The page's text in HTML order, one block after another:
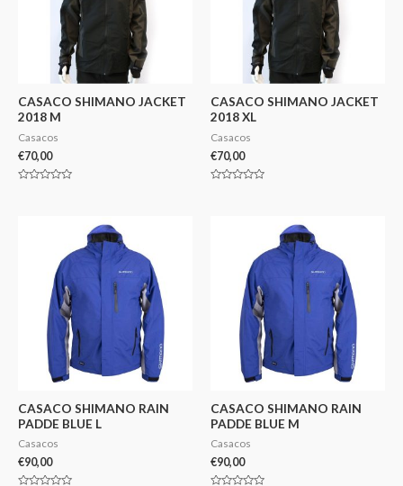
CASACO SHIMANO JACKET
2018 M
Casacos
€70,00
CASACO SHIMANO JACKET
2018 XL
Casacos
€70,00
CASACO SHIMANO RAIN
PADDE BLUE L
Casacos
€90,00
CASACO SHIMANO RAIN
PADDE BLUE M
Casacos
€90,00